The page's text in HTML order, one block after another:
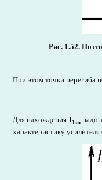
Рис. 1.52.
При этом точки перегиба
Для нахождения I1m надо
характеристику